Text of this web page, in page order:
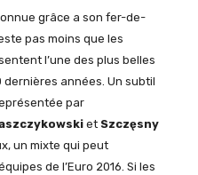
grâce a son fer-de-
pas moins que les
l’une des plus belles
années. Un subtil
par
et Szczęsny
un mixte qui peut
de l’Euro 2016. Si les